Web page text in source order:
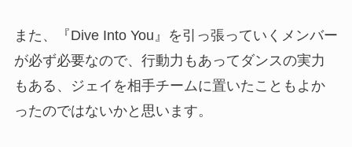
また、『Dive Into You』を引っ張っていくメンバー
が必ず必要なので、行動力もあってダンスの実力
もある、ジェイを相手チームに置いたこともよか
ったのではないかと思います。